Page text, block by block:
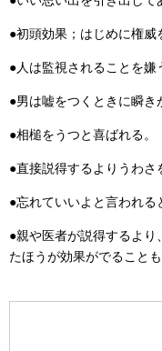
●初頭効果；はじめに権威
●人は監視されることを嫌
●男は嘘をつくときに瞬き
●相槌をうつと喜ばれる。
●直接説得するよりうわさ
●忘れていいよと言われる
●親や医者が説得するより
たほうが効果がでることも